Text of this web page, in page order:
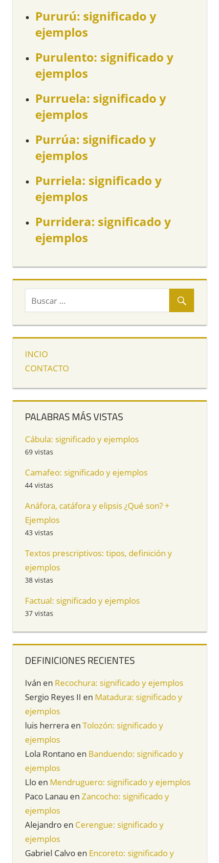
Pururú: significado y
ejemplos
Purulento: significado y
ejemplos
Purruela: significado y
ejemplos
Purrúa: significado y
ejemplos
Purriela: significado y
ejemplos
Purridera: significado y
ejemplos
INCIO
CONTACTO
PALABRAS MÁS VISTAS
Cábula: significado y ejemplos
69 vistas
Camafeo: significado y ejemplos
44 vistas
Anáfora, catáfora y elipsis ¿Qué son? +
Ejemplos
43 vistas
Textos prescriptivos: tipos, definición y
ejemplos
38 vistas
Factual: significado y ejemplos
37 vistas
DEFINICIONES RECIENTES
Iván en Recochura: significado y ejemplos
Sergio Reyes II en Matadura: significado y
ejemplos
luis herrera en Tolozón: significado y
ejemplos
Lola Rontano en Banduendo: significado y
ejemplos
Llo en Mendruguero: significado y ejemplos
Paco Lanau en Zancocho: significado y
ejemplos
Alejandro en Cerengue: significado y
ejemplos
Gabriel Calvo en Encoreto: significado y